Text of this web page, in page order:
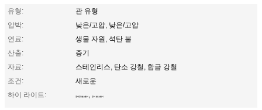
유형:
관 유형
압박:
낮은/고압, 낮은/고압
연료:
생물 자원, 석탄 불
산출:
증기
자료:
스테인리스, 탄소 강철, 합금 강철
조건:
새로운
하이 라이트:
공대공 열교환기 , 공기 열 교환기